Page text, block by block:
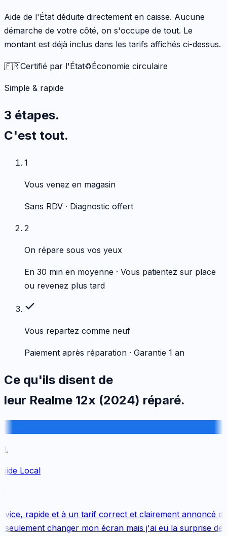
Aide de l'État déduite directement en caisse. Aucune
démarche de votre côté, on s'occupe de tout. Le
montant est déjà inclus dans les tarifs affichés ci-dessus.
🇫🇷Certifié par l'État♻️Économie circulaire
Simple & rapide
3 étapes.
C'est tout.
1
Vous venez en magasin
Sans RDV · Diagnostic offert
2
On répare sous vos yeux
En 30 min en moyenne · Vous patientez sur place
ou revenez plus tard
Vous repartez comme neuf
Paiement après réparation · Garantie 1 an
Ce qu'ils disent de
leur Realme 12x (2024) réparé.
Local
rapide et à un tarif correct et clairement annoncé
changer mon écran mais j'ai eu la surprise de